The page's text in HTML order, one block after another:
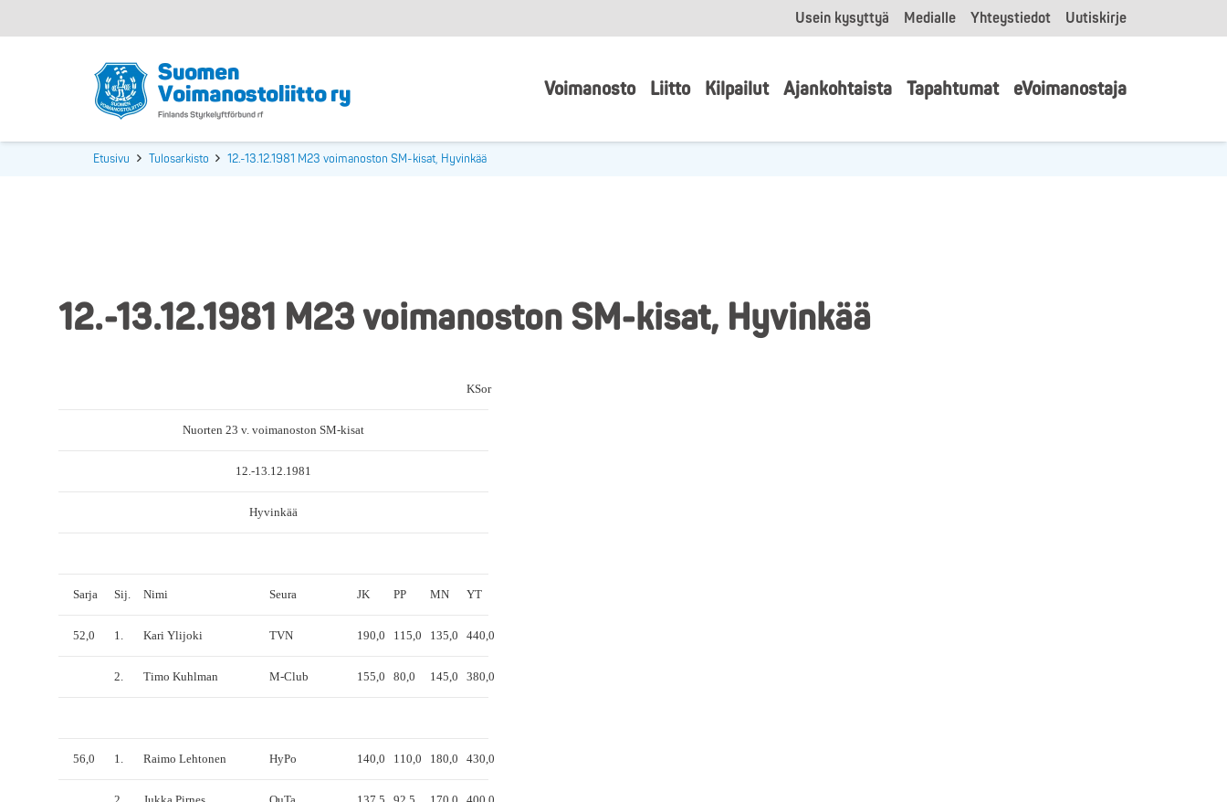
Usein kysyttyä Medialle Yhteystiedot Uutiskirje
Voimanosto Liitto Kilpailut Ajankohtaista Tapahtumat eVoimanostaja
Etusivu Tulosarkisto 12.-13.12.1981 M23 voimanoston SM-kisat, Hyvinkää
12.-13.12.1981 M23 voimanoston SM-kisat, Hyvinkää
KSor
Nuorten 23 v. voimanoston SM-kisat
12.-13.12.1981
Hyvinkää
Sarja Sij. Nimi Seura JK PP MN YT
52,0 1. Kari Ylijoki TVN 190,0 115,0 135,0 440,0
2. Timo Kuhlman M-Club 155,0 80,0 145,0 380,0
56,0 1. Raimo Lehtonen HyPo 140,0 110,0 180,0 430,0